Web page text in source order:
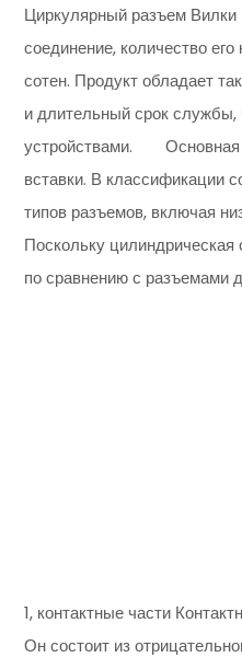
Циркулярный разъем Вилки
соединение, количество
сотен. Продукт обладает
и длительный срок службы,
устройствами. Основная
вставки. В классификации
типов разъемов, включая
Поскольку
по сравнению с разъемами
1, контактные части
Он состоит из